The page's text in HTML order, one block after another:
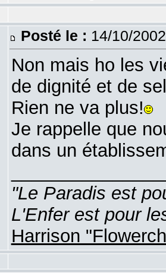
Posté le : 14/10/
Non mais ho les
de dignité et de
Rien ne va plus!
Je rappelle que
dans un
"Le Paradis est
L'Enfer est pour
Harrison